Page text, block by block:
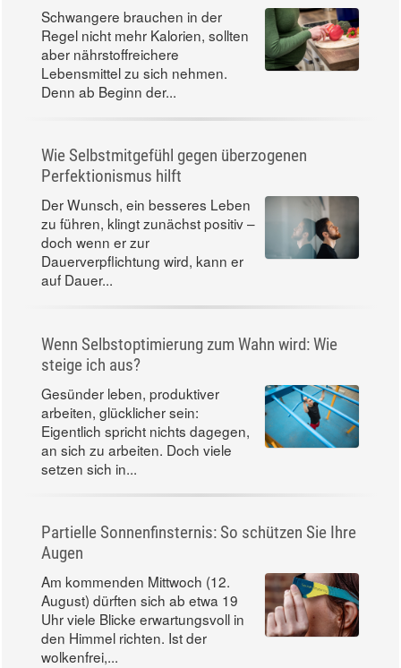
Schwangere brauchen in der
Regel nicht mehr Kalorien, sollten
aber nährstoffreichere
Lebensmittel zu sich nehmen.
Denn ab Beginn der...
Wie Selbstmitgefühl gegen überzogenen
Perfektionismus hilft
Der Wunsch, ein besseres Leben
zu führen, klingt zunächst positiv –
doch wenn er zur
Dauerverpflichtung wird, kann er
auf Dauer...
Wenn Selbstoptimierung zum Wahn wird: Wie
steige ich aus?
Gesünder leben, produktiver
arbeiten, glücklicher sein:
Eigentlich spricht nichts dagegen,
an sich zu arbeiten. Doch viele
setzen sich in...
Partielle Sonnenfinsternis: So schützen Sie Ihre
Augen
Am kommenden Mittwoch (12.
August) dürften sich ab etwa 19
Uhr viele Blicke erwartungsvoll in
den Himmel richten. Ist der
wolkenfrei,...